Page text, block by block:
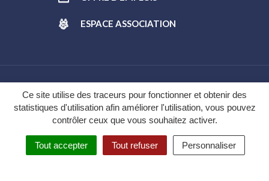
Ce site utilise des traceurs pour fonctionner et obtenir des
statistiques d'utilisation afin améliorer l'utilisation, vous pouvez
contrôler ceux que vous souhaitez activer.
Tout accepter Tout refuser Personnaliser
ESPACE ASSOCIATION
Gestion des cookies
Plan du site
Mentions légales
Politique de confidentialité